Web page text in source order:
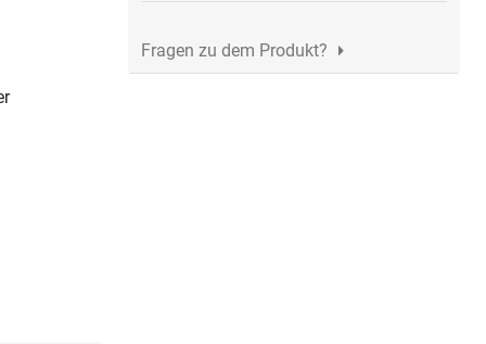
Fragen zu dem Produkt?